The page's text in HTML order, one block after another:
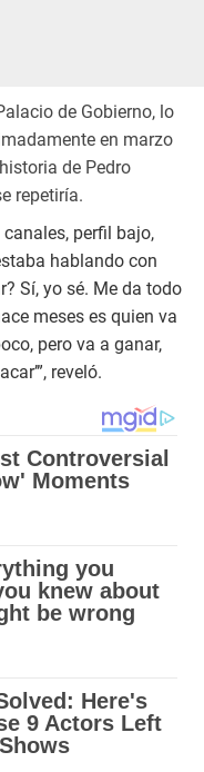
de Gobierno, lo
en marzo
de Pedro
repetiría.
perfil bajo,
hablando con
Sí, yo sé. Me da todo
meses es quien va
pero va a ganar,
reveló.